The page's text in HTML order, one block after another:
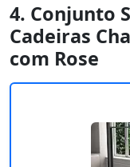
4. Conjunto
Cadeiras
com Rose